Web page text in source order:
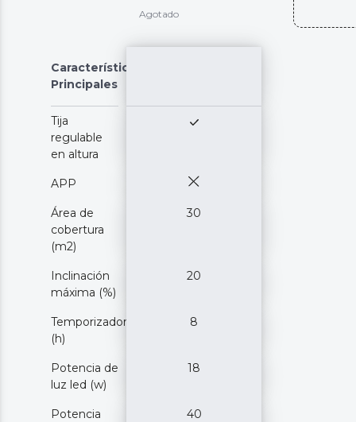
Agotado
Características
Principales
Tija
regulable
en altura
APP
Área de
cobertura
(m2)
30
Inclinación
máxima (%)
20
Temporizador
(h)
8
Potencia de
luz led (w)
18
Potencia
40